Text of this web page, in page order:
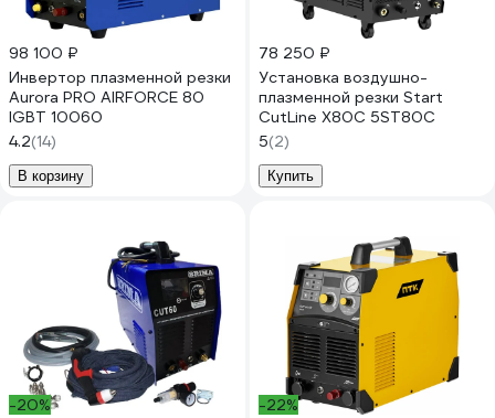
98 100 ₽
Инвертор плазменной резки
Aurora PRO AIRFORCE 80
IGBT 10060
4.2(14)
В корзину
78 250 ₽
Установка воздушно-
плазменной резки Start
CutLine X80C 5ST80С
5(2)
Купить
-20%
-22%